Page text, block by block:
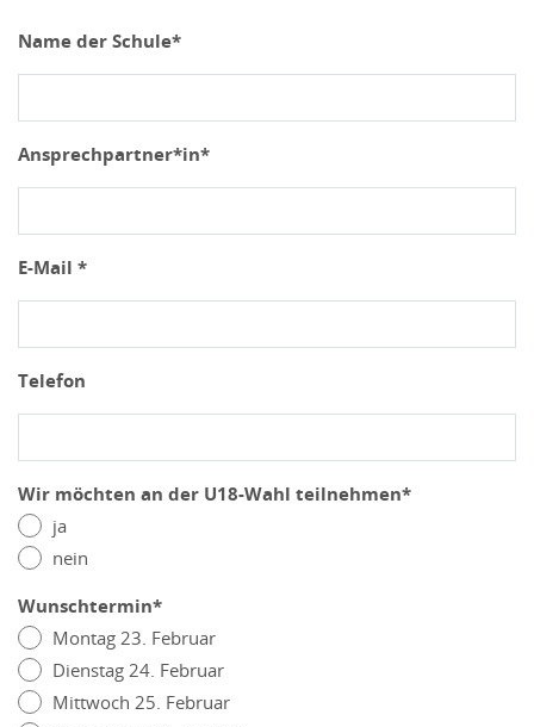
Name der Schule*
Ansprechpartner*in*
E-Mail *
Telefon
Wir möchten an der U18-Wahl teilnehmen*
ja
nein
Wunschtermin*
Montag 23. Februar
Dienstag 24. Februar
Mittwoch 25. Februar